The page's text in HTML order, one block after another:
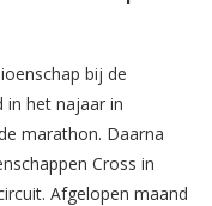
bij de
in het najaar in
marathon. Daarna
Cross in
Afgelopen maand